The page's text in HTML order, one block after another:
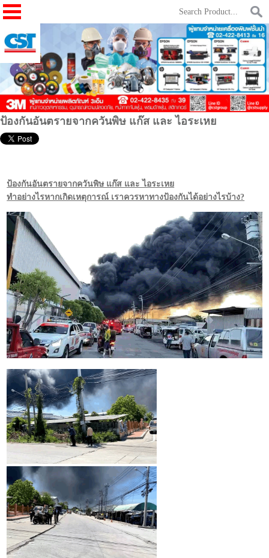
ป้องกันอันตรายจากควันพิษ แก๊ส และ ไอระเหย
ป้องกันอันตรายจากควันพิษ แก๊ส และ ไอระเหย
ทำอย่างไรหากเกิดเหตุการณ์ เราควรหาทางป้องกันได้อย่างไรบ้าง?